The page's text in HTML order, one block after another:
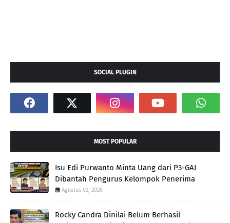
SOCIAL PLUGIN
MOST POPULAR
Isu Edi Purwanto Minta Uang dari P3-GAI
Dibantah Pengurus Kelompok Penerima
Agustus 02, 2026
Rocky Candra Dinilai Belum Berhasil